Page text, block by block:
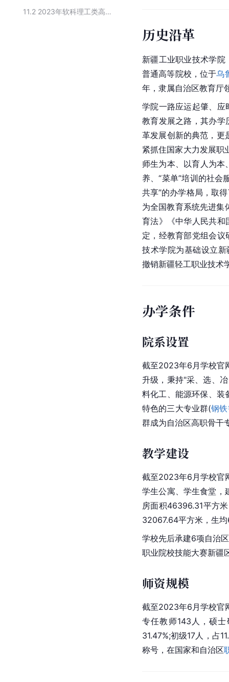
11.2
2023年软科理工类高职院校排名（新疆）
历史沿革
新疆工业职业技术学院
普通高等院校，位于乌
年，隶属自治区教育厅
学院一路应运起肇、应
教育发展之路，其办学
革发展创新的典范，更
紧抓住国家大力发展职
师生为本、以育人为本
养、“菜单”培训的社会
共享”的办学格局，取
为全国教育系统先进集
育法》《中华人民共和
定，经教育部党组会议
技术学院为基础设立
撤销新疆轻工职业技术
办学条件
院系设置
截至2023年6月学校官
升级，秉持"采、选、
料化工、能源环保、装
特色的三大专业群(钢
群成为自治区高职骨干
教学建设
截至2023年6月学校官
学生公寓、学生食堂，
房面积46396.31平方
32067.64平方米，生
学校先后承建6项自治
职业院校技能大赛新疆
师资规模
截至2023年6月学校官
专任教师143人，硕
31.47%;初级17人，占
称号，在国家和自治区